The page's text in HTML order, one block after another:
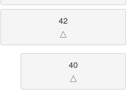
42
△
40
△